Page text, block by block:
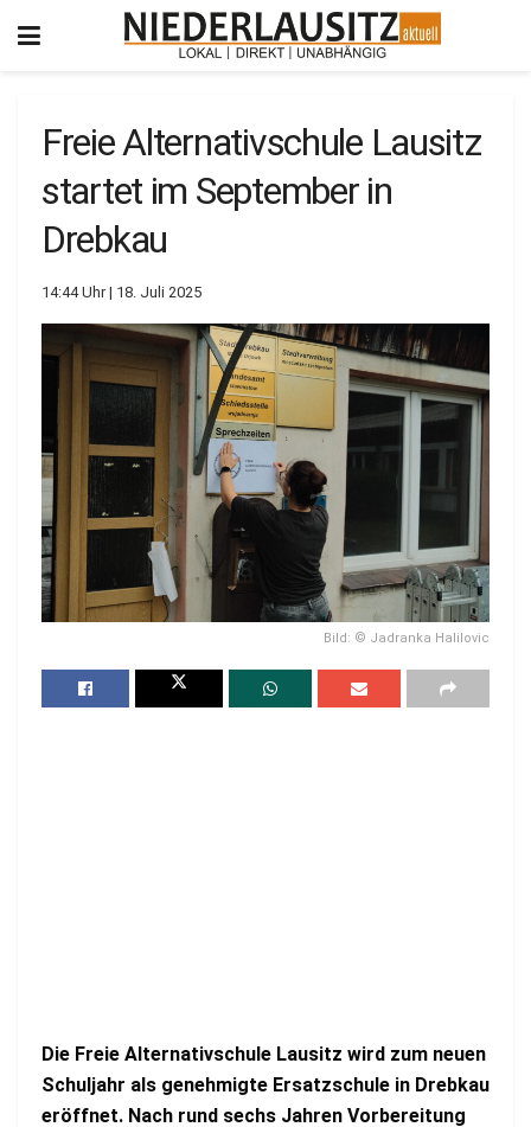
Freie Alternativschule Lausitz
startet im September in
Drebkau
14:44 Uhr | 18. Juli 2025
Bild: © Jadranka Halilovic
Die Freie Alternativschule Lausitz wird zum neuen
Schuljahr als genehmigte Ersatzschule in Drebkau
eröffnet. Nach rund sechs Jahren Vorbereitung